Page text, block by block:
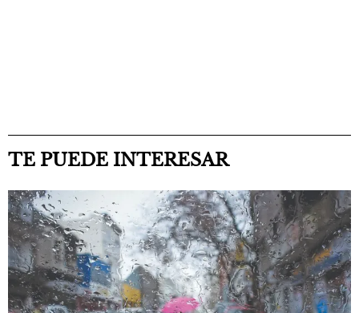
TE PUEDE INTERESAR